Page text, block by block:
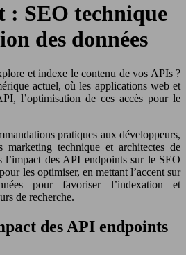
: SEO technique
des données
actuel, où les applications web et
l’optimisation de ces accès pour le
pratiques aux développeurs,
marketing technique et architectes de
l’impact des API endpoints sur le SEO
les optimiser, en mettant l’accent sur
pour favoriser l’indexation et
de recherche.
des API endpoints